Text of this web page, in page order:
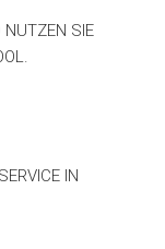
NUTZEN SIE
IN